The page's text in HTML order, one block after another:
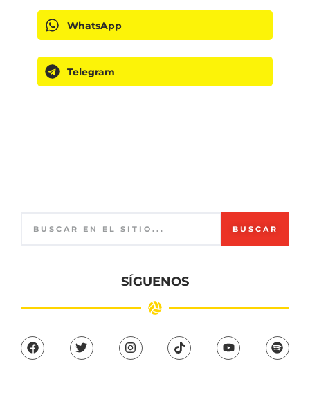
WhatsApp
Telegram
BUSCAR
SÍGUENOS